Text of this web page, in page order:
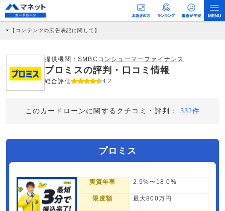
【コンテンツの広告表記に関して】
社に対して企業から紹介報酬が支払われるという収益モデルです。 ただし、特定の
商品を根拠なくPRするものではなく、当編集部の調査／ユーザーへの口コミ収集な
どに基づき、公平性を担保した情報提供を行っています。
>提携企業一覧
提供機関： SMBCコンシューマーファイナンス
プロミスの評判・口コミ情報
総合評価 4.2
このカードローンに関するクチコミ・評判： 332件
プロミス
実質年率 2.5%〜18.0%
限度額 最大800万円